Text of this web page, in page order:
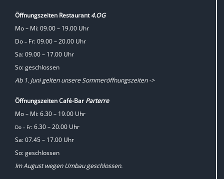
Öffnungszeiten Restaurant4.OG
Mo – Mi: 09.00 – 19.00 Uhr
Do – Fr: 09.00 – 20.00 Uhr
Sa: 09.00 – 17.00 Uhr
So: geschlossen
Ab 1. Juni gelten unsere Sommeröffnungszeiten ->
Öffnungszeiten Café-BarParterre
Mo – Mi: 6.30 – 19.00 Uhr
Do – Fr: 6.30 – 20.00 Uhr
Sa: 07.45 – 17.00 Uhr
So: geschlossen
Im August wegen Umbau geschlossen.